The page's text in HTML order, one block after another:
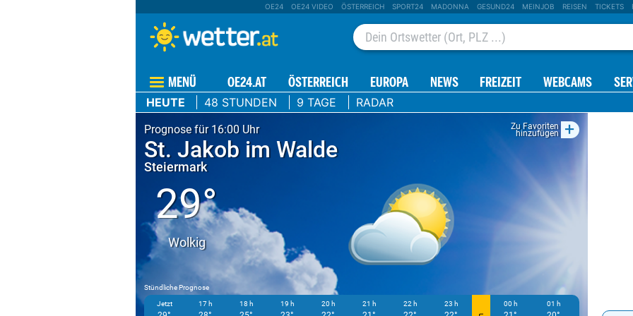
OE24 OE24 VIDEO ÖSTERREICH SPORT24 MADONNA GESUND24 MEINJOB REISEN TICKETS
MENÜ OE24.AT ÖSTERREICH EUROPA NEWS FREIZEIT WEBCAMS
HEUTE 48 STUNDEN 9 TAGE RADAR
Prognose für 16:00 Uhr Zu Favoriten
hinzufügen +
St. Jakob im Walde
Steiermark
29°
Wolkig
Stündliche Prognose
Jetzt 17 h 18 h 19 h 20 h 21 h 22 h 23 h 00 h 01 h